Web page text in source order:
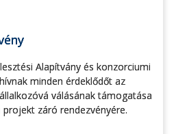
Alapítvány és konzorciumi
minden érdeklődőt az
válásának támogatása
záró rendezvényére.